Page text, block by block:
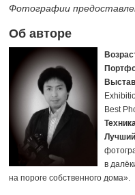
Фотографии
Об авторе
Best
в
на пороге собственного дома».